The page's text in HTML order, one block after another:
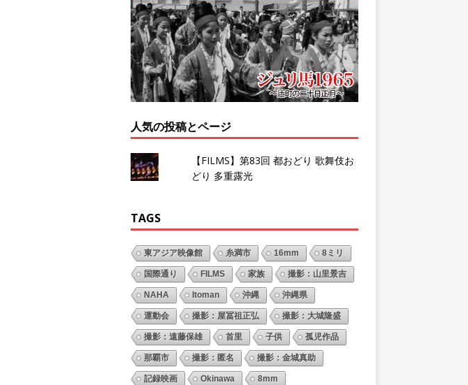
人気の投稿とページ
【FILMS】第83回 都おどり 歌舞伎お
どり 多重露光
TAGS
東アジア映像館 糸満市 16mm 8ミリ
国際通り FILMS 家族 撮影：山里景吉
NAHA Itoman 沖縄 沖縄県
運動会 撮影：屋冨祖正弘 撮影：大城隆盛
撮影：遠藤保雄 首里 子供 孤児作品
那覇市 撮影：匿名 撮影：金城真助
記録映画 Okinawa 8mm